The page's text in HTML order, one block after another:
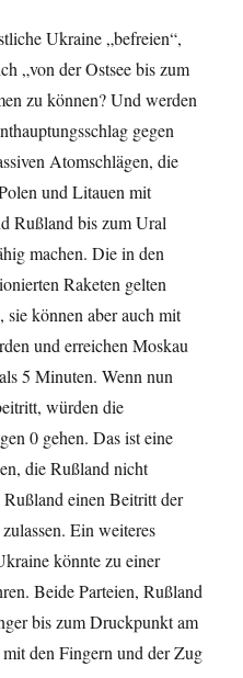
Ukraine „befreien“,
„von der Ostsee bis zum
zu können? Und werden
gegen
Atomschlägen, die
und Litauen mit
Rußland bis zum Ural
machen. Die in den
Raketen gelten
können aber auch mit
und erreichen Moskau
5 Minuten. Wenn nun
würden die
0 gehen. Das ist eine
die Rußland nicht
einen Beitritt der
Ein weiteres
könnte zu einer
Beide Parteien, Rußland
bis zum Druckpunkt am
den Fingern und der Zug